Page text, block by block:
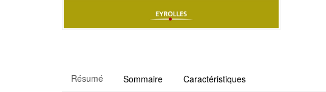
Résumé Sommaire Caractéristiques